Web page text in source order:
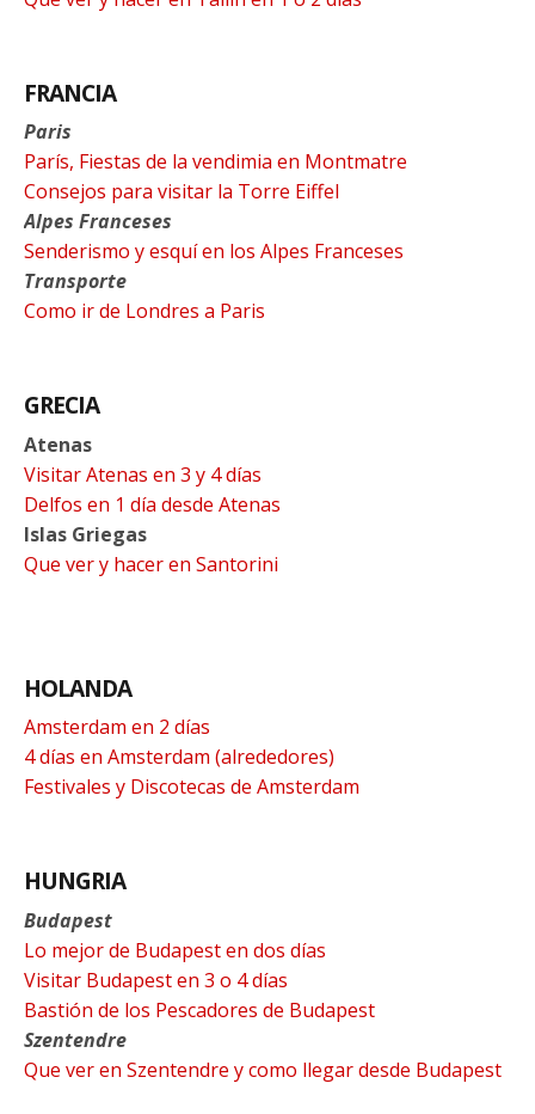
FRANCIA
Paris
París, Fiestas de la vendimia en Montmatre
Consejos para visitar la Torre Eiffel
Alpes Franceses
Senderismo y esquí en los Alpes Franceses
Transporte
Como ir de Londres a Paris
GRECIA
Atenas
Visitar Atenas en 3 y 4 días
Delfos en 1 día desde Atenas
Islas Griegas
Que ver y hacer en Santorini
HOLANDA
Amsterdam en 2 días
4 días en Amsterdam (alrededores)
Festivales y Discotecas de Amsterdam
HUNGRIA
Budapest
Lo mejor de Budapest en dos días
Visitar Budapest en 3 o 4 días
Bastión de los Pescadores de Budapest
Szentendre
Que ver en Szentendre y como llegar desde Budapest